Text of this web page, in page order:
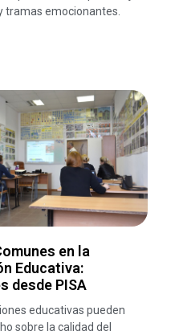
tramas emocionantes.
en la
Educativa:
desde PISA
educativas pueden
sobre la calidad del